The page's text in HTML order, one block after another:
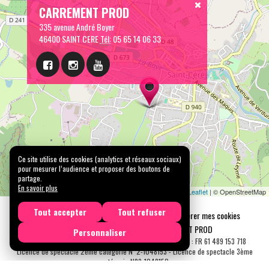
CARREMENT PROD
335 avenue André Boyer
46400 SAINT CERETél:05 65 14 06 33
Leaflet | © OpenStreetMap
Mentions légales Confidentialité
Gérer mes cookies
Tous droits réservés © 2026 |
CARREMENT PROD
N° SIRET : 489 153 718 00031 - APE : 9001 Z - N° TVA Int. : FR 61 489 153 718
Licence de spectacle 2ème catégorie N°2-1048153 - Licence de spectacle 3ème
catégorie N°3-1048152
Ce site utilise des cookies (analytics et réseaux sociaux)
pour mesurer l’audience et proposer des boutons de
partage.
En savoir plus
Tout accepter
Tout refuser
Personnaliser